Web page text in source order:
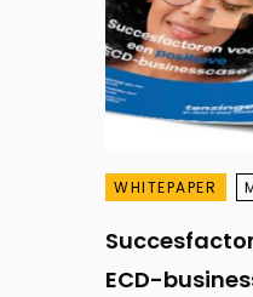
WHITEPAPER
ECD-